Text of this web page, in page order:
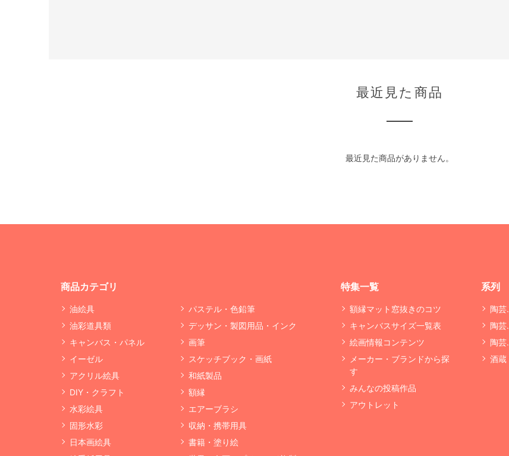
最近見た商品
最近見た商品がありません。
商品カテゴリ
油絵具
油彩道具類
キャンバス・パネル
イーゼル
アクリル絵具
DIY・クラフト
水彩絵具
固形水彩
日本画絵具
パステル・色鉛筆
デッサン・製図用品・インク
画筆
スケッチブック・画紙
和紙製品
額縁
エアーブラシ
収納・携帯用具
書籍・塗り絵
特集一覧
額縁マット窓抜きのコツ
キャンバスサイズ一覧表
絵画情報コンテンツ
メーカー・ブランドから探
す
みんなの投稿作品
アウトレット
系列
陶芸
陶芸
陶芸
酒蔵